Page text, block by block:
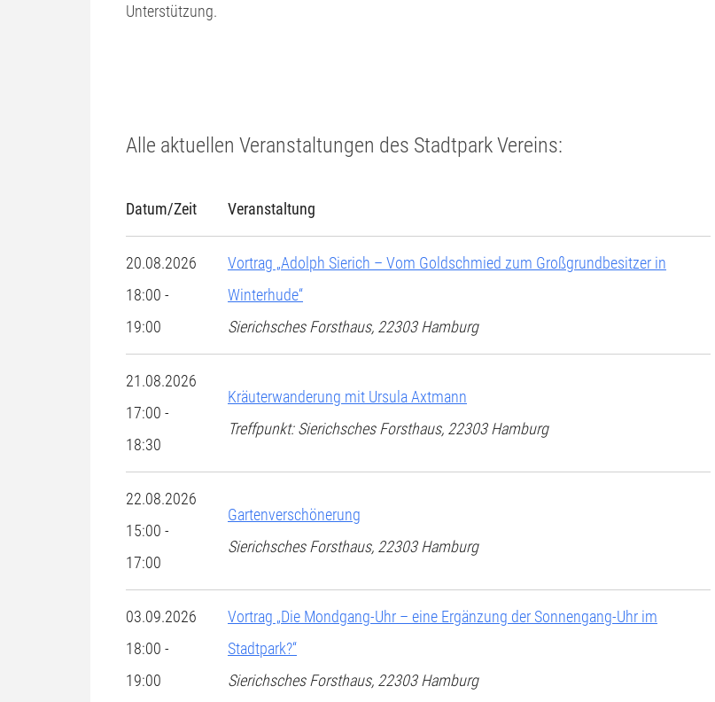
Unterstützung.
Alle aktuellen Veranstaltungen des Stadtpark Vereins:
Datum/Zeit Veranstaltung
20.08.2026
18:00 -
19:00
Vortrag „Adolph Sierich – Vom Goldschmied zum Großgrundbesitzer in
Winterhude“
Sierichsches Forsthaus, 22303 Hamburg
21.08.2026
17:00 -
18:30
Kräuterwanderung mit Ursula Axtmann
Treffpunkt: Sierichsches Forsthaus, 22303 Hamburg
22.08.2026
15:00 -
17:00
Gartenverschönerung
Sierichsches Forsthaus, 22303 Hamburg
03.09.2026
18:00 -
19:00
Vortrag „Die Mondgang-Uhr – eine Ergänzung der Sonnengang-Uhr im
Stadtpark?“
Sierichsches Forsthaus, 22303 Hamburg